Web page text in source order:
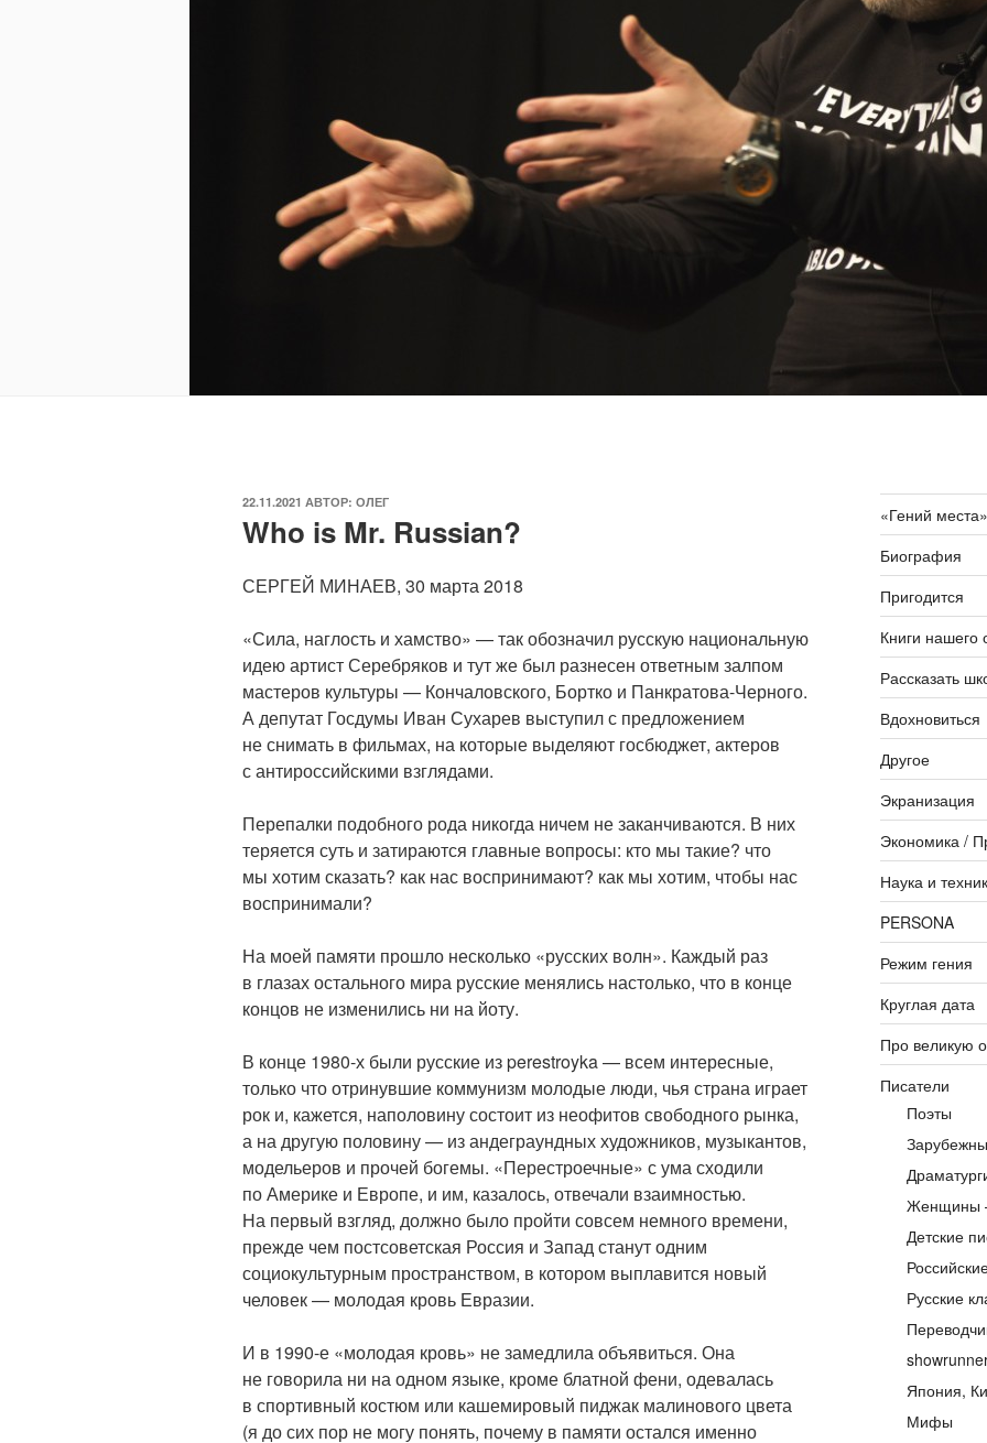
ОПУБЛИКОВАНО
22.11.2021 АВТОР: ОЛЕГ
Who is Mr. Russian?
СЕРГЕЙ МИНАЕВ, 30 марта 2018
«Сила, наглость и хамство» — так обозначил русскую национальную
идею артист Серебряков и тут же был разнесен ответным залпом
мастеров культуры — Кончаловского, Бортко и Панкратова-Черного.
А депутат Госдумы Иван Сухарев выступил с предложением
не снимать в фильмах, на которые выделяют госбюджет, актеров
с антироссийскими взглядами.
Перепалки подобного рода никогда ничем не заканчиваются. В них
теряется суть и затираются главные вопросы: кто мы такие? что
мы хотим сказать? как нас воспринимают? как мы хотим, чтобы нас
воспринимали?
На моей памяти прошло несколько «русских волн». Каждый раз
в глазах остального мира русские менялись настолько, что в конце
концов не изменились ни на йоту.
В конце 1980-х были русские из perestroyka — всем интересные,
только что отринувшие коммунизм молодые люди, чья страна играет
рок и, кажется, наполовину состоит из неофитов свободного рынка,
а на другую половину — из андеграундных художников, музыкантов,
модельеров и прочей богемы. «Перестроечные» с ума сходили
по Америке и Европе, и им, казалось, отвечали взаимностью.
На первый взгляд, должно было пройти совсем немного времени,
прежде чем постсоветская Россия и Запад станут одним
социокультурным пространством, в котором выплавится новый
человек — молодая кровь Евразии.
И в 1990-е «молодая кровь» не замедлила объявиться. Она
не говорила ни на одном языке, кроме блатной фени, одевалась
в спортивный костюм или кашемировый пиджак малинового цвета
(я до сих пор не могу понять, почему в памяти остался именно
«Гений места»
Биография
Пригодится
Книги нашего
Рассказать
Вдохновиться
Другое
Экранизация
Экономика /
Наука и
PERSONA
Режим гения
Круглая дата
Про великую
Писатели
Поэты
Женщины
Детские
Русские
Япония,
Мифы